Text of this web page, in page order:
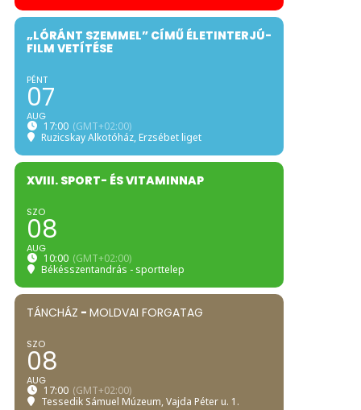
„LÓRÁNT SZEMMEL” CÍMŰ ÉLETINTERJÚ-
FILM VETÍTÉSE
PÉNT
07
AUG
17:00 (GMT+02:00)
Ruzicskay Alkotóház, Erzsébet liget
XVIII. SPORT- ÉS VITAMINNAP
SZO
08
AUG
10:00 (GMT+02:00)
Békésszentandrás - sporttelep
TÁNCHÁZ - MOLDVAI FORGATAG
SZO
08
AUG
17:00 (GMT+02:00)
Tessedik Sámuel Múzeum, Vajda Péter u. 1.